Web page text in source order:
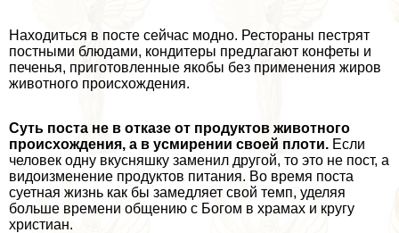
Находиться в посте сейчас модно. Рестораны пестрят
постными блюдами, кондитеры предлагают конфеты и
печенья, приготовленные якобы без применения жиров
животного происхождения.
Суть поста не в отказе от продуктов животного
происхождения, а в усмирении своей плоти. Если
человек одну вкусняшку заменил другой, то это не пост, а
видоизменение продуктов питания. Во время поста
суетная жизнь как бы замедляет свой темп, уделяя
больше времени общению с Богом в храмах и кругу
христиан.